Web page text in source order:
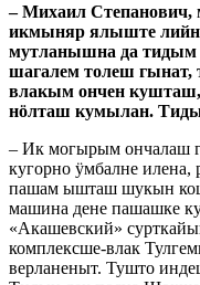
– Михаил Степанович,
икмыняр ялыште
мутланышна да тидым
шагалем толеш
влакым ончен
нӧлташ кумылан.
– Ик могырым ончалаш
кугорно ӱмбалне илена,
пашам ышташ шукын
машина дене пашашке
«Акашевский»
комплексше-влак
верланеныт. Тушто